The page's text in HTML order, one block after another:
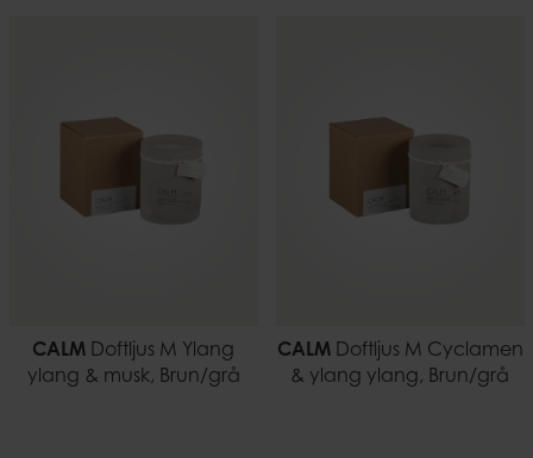
CALM Doftljus M Ylang
ylang & musk, Brun/grå
CALMDoftljus M Cyclamen
& ylang ylang, Brun/grå